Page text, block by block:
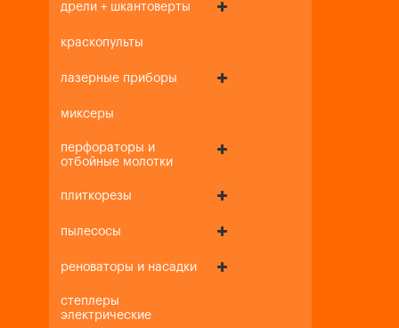
дрели + шкантоверты
краскопульты
лазерные приборы
миксеры
перфораторы и
отбойные молотки
плиткорезы
пылесосы
реноваторы и насадки
степлеры
электрические